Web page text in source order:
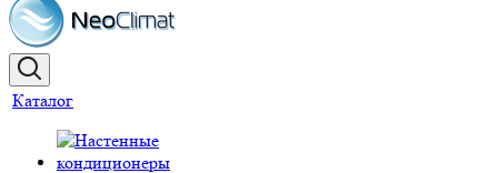
Каталог